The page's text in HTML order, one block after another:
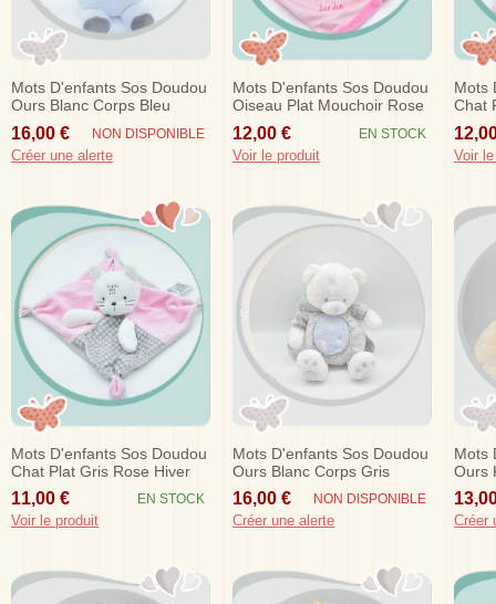
Mots D'enfants Sos Doudou
Ours Blanc Corps Bleu
Musical Sweet Dreams
16,00 € NON DISPONIBLE
Créer une alerte
Mots D'enfants Sos Doudou
Oiseau Plat Mouchoir Rose
Cui Cui
12,00 € EN STOCK
Voir le produit
Mots
Chat
Voir
Mots D'enfants Sos Doudou
Chat Plat Gris Rose Hiver
Doux
11,00 € EN STOCK
Voir le produit
Mots D'enfants Sos Doudou
Ours Blanc Corps Gris
Fluorescent Bleu
16,00 € NON DISPONIBLE
Créer une alerte
Mots
Ours
Rose
Créer